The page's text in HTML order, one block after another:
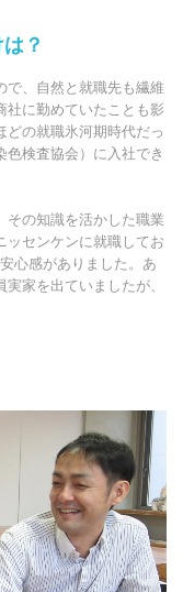
？
で、自然と就職先も繊維
に勤めていたことも影
の就職氷河期時代だっ
検査協会）に入社でき
その知識を活かした職業
ッセンケンに就職してお
心感がありました。あ
家を出ていましたが、